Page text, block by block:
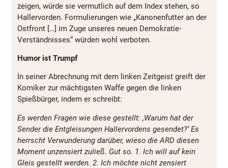
zeigen, würde sie vermutlich auf dem Index stehen, so
Hallervorden. Formulierungen wie „Kanonenfutter an der
Ostfront […] im Zuge unseres neuen Demokratie-
Verständnisses“ würden wohl verboten.
Humor ist Trumpf
In seiner Abrechnung mit dem linken Zeitgeist greift der
Komiker zur mächtigsten Waffe gegen die linken
Spießbürger, indem er schreibt:
Es werden Fragen wie diese gestellt: ,Warum hat der
Sender die Entgleisungen Hallervordens gesendet?‘ Es
herrscht Verwunderung darüber, wieso die ARD diesen
Moment unzensiert zuließ. Gut so. 1. Ich will auf kein
Gleis gestellt werden. 2. Ich möchte nicht zensiert